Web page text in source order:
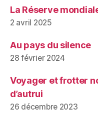
La Réserve
2 avril 2025
Au pays du silence
28 février 2024
Voyager et frotter
d’autrui
26 décembre 2023